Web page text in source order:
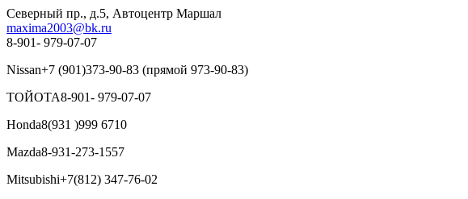
Северный пр., д.5, Автоцентр Маршал
maxima2003@bk.ru
8-901- 979-07-07
Nissan+7 (901)373-90-83 (прямой 973-90-83)
ТОЙОТА8-901- 979-07-07
Honda8(931 )999 6710
Mazda8-931-273-1557
Mitsubishi+7(812) 347-76-02